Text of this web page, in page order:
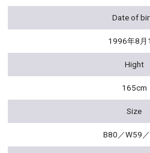
Date of
1996年8月
Hight
165cm
Size
B80／W59